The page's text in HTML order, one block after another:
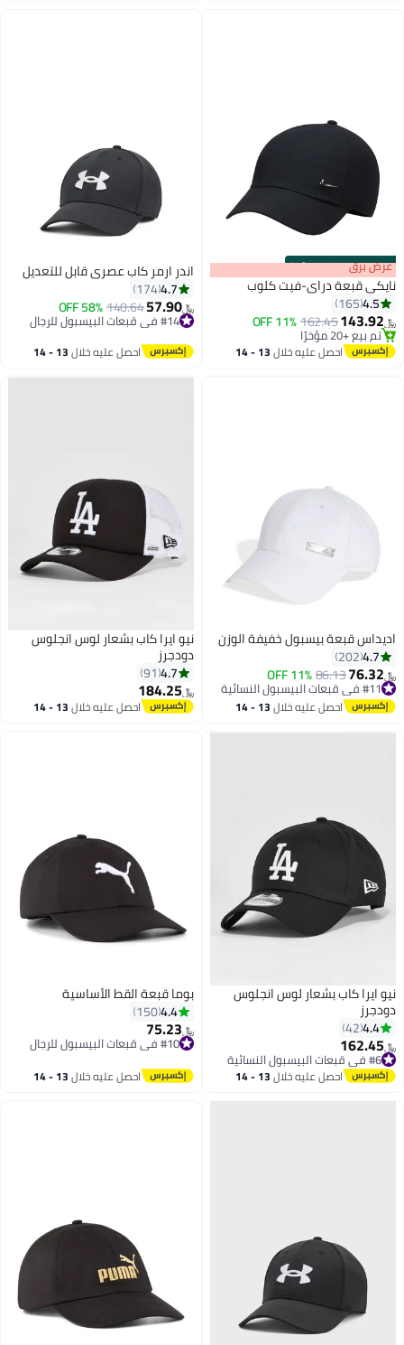
00m:00s
·
100% Left
10
عرض برق
نايكي قبعة دراي-فيت كلوب
4.5
165
﷼‏143.92
162.45
11% OFF
#2 في قبعات البيسبول النسائية
بتخلّص بسرعة
تم بيع +20 مؤخرًا
احصل عليه خلال 13 - 14
4
اندر ارمر كاب عصري قابل للتعديل
4.7
174
﷼‏57.90
140.64
58% OFF #14 في قبعات البيسبول للرجال
أقل سعر في 30 يوم
احصل عليه خلال 13 - 14
5
اديداس قبعة بيسبول خفيفة الوزن
4.7
202
﷼‏76.32
86.13
11% OFF #11 في قبعات البيسبول النسائية
أقل سعر في 30 يوم
#11 في قبعات البيسبول النسائية احصل عليه خلال 13 - 14
نيو ايرا كاب بشعار لوس انجلوس
دودجرز
4.7
91
﷼‏184.25
احصل عليه خلال 13 - 14
نيو ايرا كاب بشعار لوس انجلوس
دودجرز
4.4
42
﷼‏162.45
#6 في قبعات البيسبول النسائية
تم بيع +30 مؤخرًا
#6 في قبعات البيسبول النسائية احصل عليه خلال 13 - 14
5
بوما قبعة القط الأساسية
4.4
150
﷼‏75.23
#10 في قبعات البيسبول للرجال
احصل عليه خلال 13 - 14